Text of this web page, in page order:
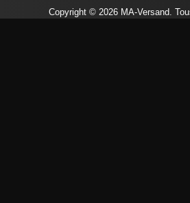
Copyright © 2026 MA-Versand.